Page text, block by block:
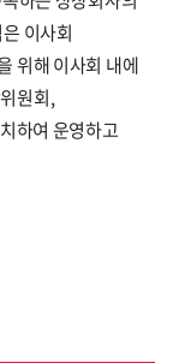
이사회
위해 이사회 내에
원회,
하여 운영하고